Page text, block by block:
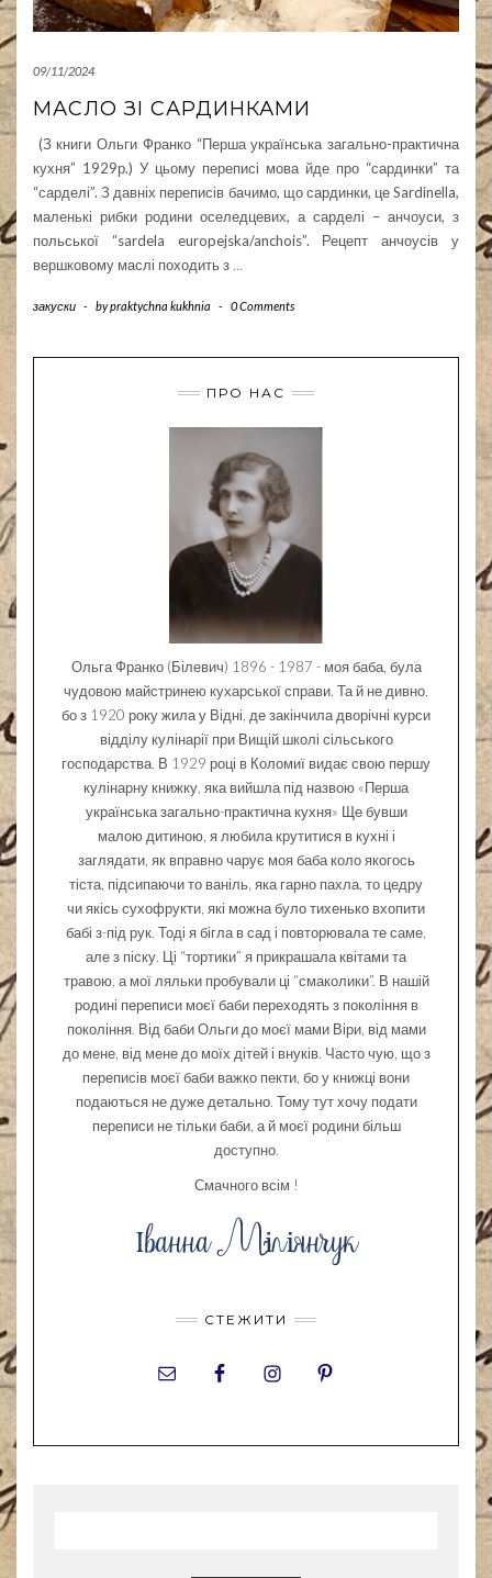
09/11/2024
МАСЛО ЗІ САРДИНКАМИ
(З книги Ольги Франко “Перша українська загально-практична
кухня” 1929р.) У цьому переписі мова йде про “сардинки” та
“сарделі”. З давніх переписів бачимо, що сардинки, це Sardinella,
маленькі рибки родини оселедцевих, а сарделі – анчоуси, з
польської “sardela europejska/anchois”. Рецепт анчоусів у
вершковому маслі походить з…
закуски - bypraktychna kukhnia - 0 Comments
ПРО НАС
Ольга Франко (Білевич) 1896 - 1987 - моя баба, була
чудовою майстринею кухарської справи. Та й не дивно,
бо з 1920 року жила у Відні, де закінчила дворічні курси
відділу кулінарії при Вищій школі сільського
господарства. В 1929 році в Коломиї видає свою першу
кулінарну книжку, яка вийшла під назвою «Перша
українська загально-практична кухня» Ще бувши
малою дитиною, я любила крутитися в кухні і
заглядати, як вправно чарує моя баба коло якогось
тіста, підсипаючи то ваніль, яка гарно пахла, то цедру
чи якісь сухофрукти, які можна було тихенько вхопити
бабі з-під рук. Тоді я бігла в сад і повторювала те саме,
але з піску. Ці “тортики” я прикрашала квітами та
травою, а мої ляльки пробували ці “смаколики”. В нашій
родині переписи моєї баби переходять з покоління в
покоління. Від баби Ольги до моєї мами Віри, від мами
до мене, від мене до моїх дітей і внуків. Часто чую, що з
переписів моєї баби важко пекти, бо у книжці вони
подаються не дуже детально. Тому тут хочу подати
переписи не тільки баби, а й моєї родини більш
доступно.
Смачного всім !
СТЕЖИТИ